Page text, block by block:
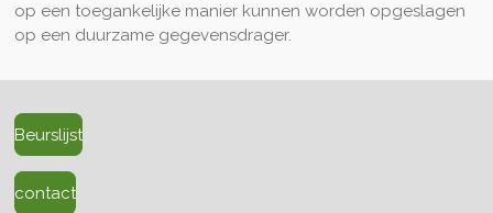
op een toegankelijke manier kunnen worden opgeslagen
op een duurzame gegevensdrager.
Beurslijst
contact